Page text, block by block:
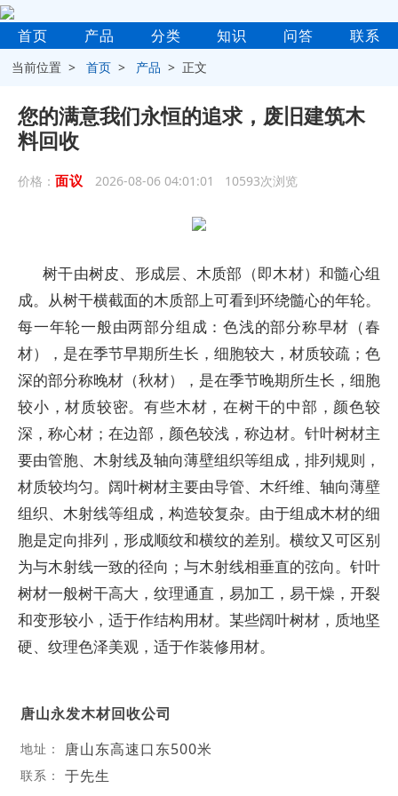
首页 产品 分类 知识 问答 联系
当前位置 >首页 > 产品 > 正文
您的满意我们永恒的追求，废旧建筑木
料回收
价格： 面议 2026-08-06 04:01:01 10593次浏览
树干由树皮、形成层、木质部（即木材）和髓心组
成。从树干横截面的木质部上可看到环绕髓心的年轮。
每一年轮一般由两部分组成：色浅的部分称早材（春
材），是在季节早期所生长，细胞较大，材质较疏；色
深的部分称晚材（秋材），是在季节晚期所生长，细胞
较小，材质较密。有些木材，在树干的中部，颜色较
深，称心材；在边部，颜色较浅，称边材。针叶树材主
要由管胞、木射线及轴向薄壁组织等组成，排列规则，
材质较均匀。阔叶树材主要由导管、木纤维、轴向薄壁
组织、木射线等组成，构造较复杂。由于组成木材的细
胞是定向排列，形成顺纹和横纹的差别。横纹又可区别
为与木射线一致的径向；与木射线相垂直的弦向。针叶
树材一般树干高大，纹理通直，易加工，易干燥，开裂
和变形较小，适于作结构用材。某些阔叶树材，质地坚
硬、纹理色泽美观，适于作装修用材。
唐山永发木材回收公司
地址： 唐山东高速口东500米
联系： 于先生